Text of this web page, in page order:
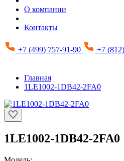
О компании
Контакты
+7 (499) 757-91-90 +7
Главная
1LE1002-1DB42-2FA0
1LE1002-1DB42-2FA0